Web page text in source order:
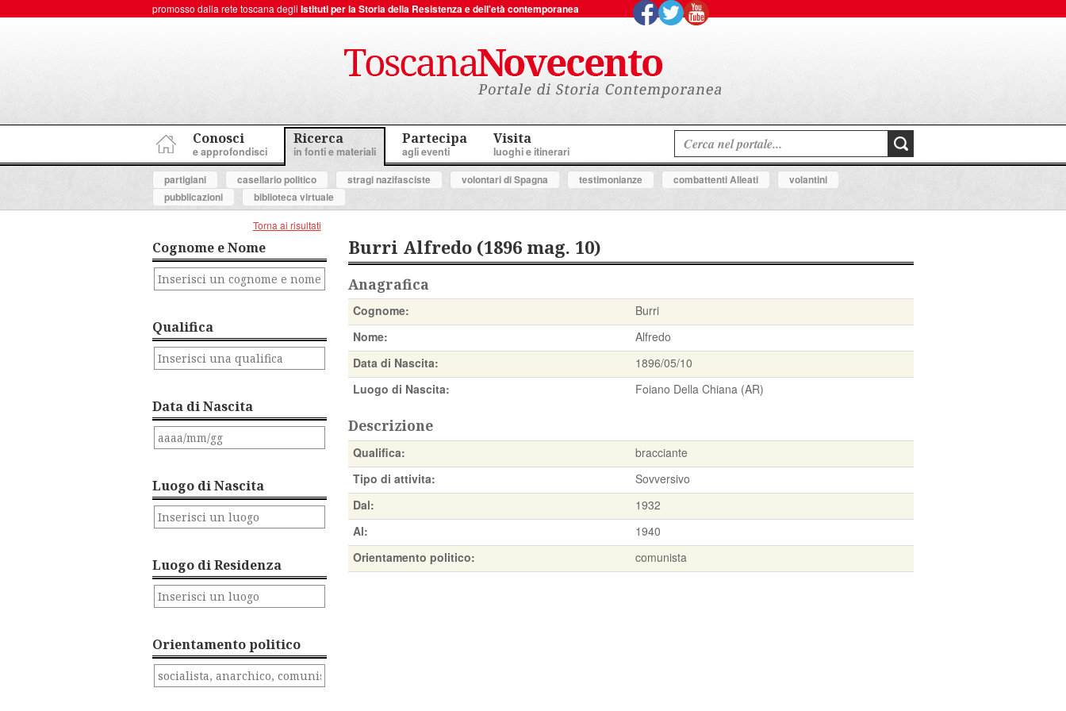
promosso dalla rete toscana degli Istituti per la Storia della Resistenza e dell'età contemporanea
Conosci
e approfondisci
Ricerca
in fonti e materiali
Partecipa
agli eventi
Visita
luoghi e itinerari
partigiani
casellario politico stragi nazifasciste volontari di Spagna testimonianze combattenti Alleati
volantini
pubblicazioni
biblioteca virtuale
Cognome e Nome
Qualifica
Data di Nascita
Luogo di Nascita
Luogo di Residenza
Orientamento politico
Torna ai risultati
Burri Alfredo (1896 mag. 10)
Anagrafica
Cognome:
Burri
Nome:
Alfredo
Data di Nascita:
1896/05/10
Luogo di Nascita:
Foiano Della Chiana (AR)
Descrizione
Qualifica:
bracciante
Tipo di attivita:
Sovversivo
Dal:
1932
Al:
1940
Orientamento politico:
comunista